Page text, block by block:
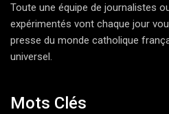
Toute une équipe de journalistes
expérimentés vont chaque jour
presse du monde catholique
universel.
Mots Clés